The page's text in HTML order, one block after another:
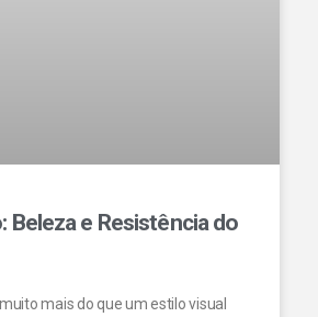
Beleza e Resistência do
mais do que um estilo visual